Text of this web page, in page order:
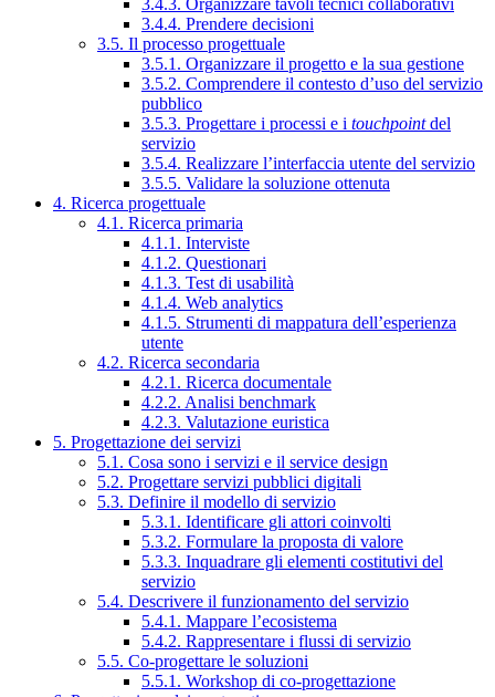
3.4.3. Organizzare tavoli tecnici collaborativi
3.4.4. Prendere decisioni
3.5. Il processo progettuale
3.5.1. Organizzare il progetto e la sua gestione
3.5.2. Comprendere il contesto d’uso del servizio
pubblico
3.5.3. Progettare i processi e i touchpointdel
servizio
3.5.4. Realizzare l’interfaccia utente del servizio
3.5.5. Validare la soluzione ottenuta
4. Ricerca progettuale
4.1. Ricerca primaria
4.1.1. Interviste
4.1.2. Questionari
4.1.3. Test di usabilità
4.1.4. Web analytics
4.1.5. Strumenti di mappatura dell’esperienza
utente
4.2. Ricerca secondaria
4.2.1. Ricerca documentale
4.2.2. Analisi benchmark
4.2.3. Valutazione euristica
5. Progettazione dei servizi
5.1. Cosa sono i servizi e il service design
5.2. Progettare servizi pubblici digitali
5.3. Definire il modello di servizio
5.3.1. Identificare gli attori coinvolti
5.3.2. Formulare la proposta di valore
5.3.3. Inquadrare gli elementi costitutivi del
servizio
5.4. Descrivere il funzionamento del servizio
5.4.1. Mappare l’ecosistema
5.4.2. Rappresentare i flussi di servizio
5.5. Co-progettare le soluzioni
5.5.1. Workshop di co-progettazione